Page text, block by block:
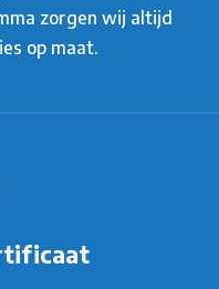
zorgen wij altijd
op maat.